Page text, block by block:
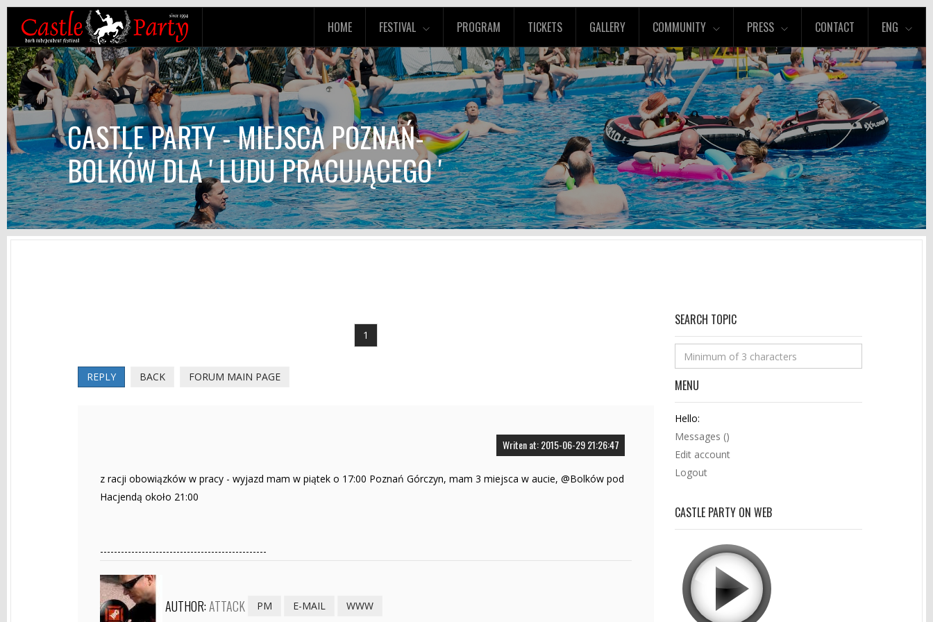
HOME FESTIVAL PROGRAM TICKETS GALLERY COMMUNITY PRESS CONTACT ENG
CASTLE PARTY - MIEJSCA POZNAŃ-
BOLKÓW DLA ' LUDU PRACUJĄCEGO '
1
REPLY BACK FORUM MAIN PAGE
Writen at: 2015-06-29 21:26:47
z racji obowiązków w pracy - wyjazd mam w piątek o 17:00 Poznań Górczyn, mam 3 miejsca w aucie, @Bolków pod
Hacjendą około 21:00
------------------------------------------------
AUTHOR:ATTACK PM E-MAIL WWW
SEARCH TOPIC
MENU
Hello:
Messages ()
Edit account
Logout
CASTLE PARTY ON WEB